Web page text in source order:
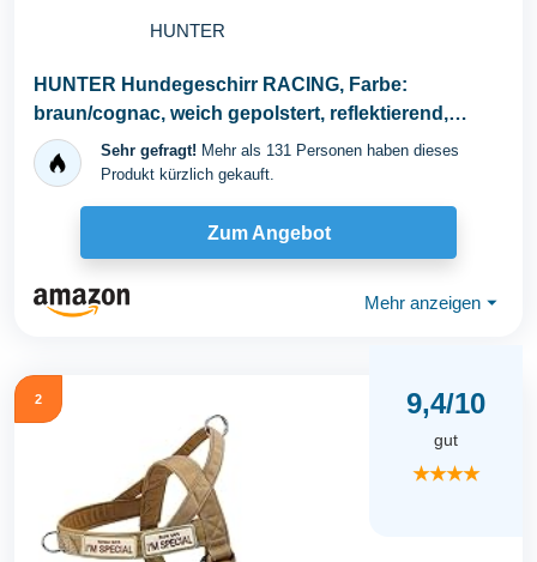
HUNTER
HUNTER Hundegeschirr RACING, Farbe:
braun/cognac, weich gepolstert, reflektierend,
verstellbar...Sehr gefragt! Mehr als 131 Personen haben dieses
Produkt kürzlich gekauft.
Zum Angebot
Mehr anzeigen ⏷
2 9,4/10
gut
★★★★